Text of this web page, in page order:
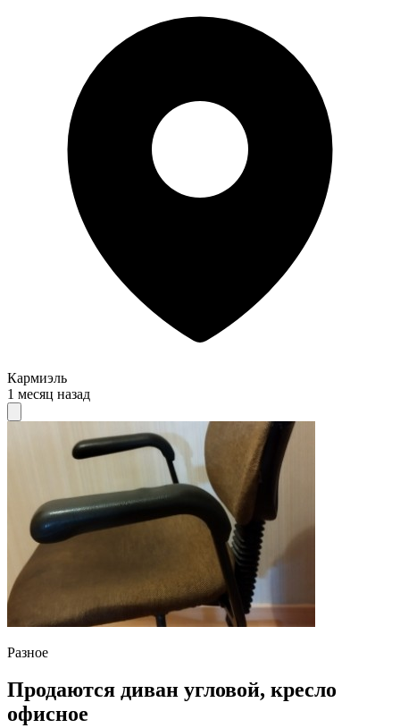
Кармиэль
1 месяц назад
Разное
Продаются диван угловой, кресло
офисное